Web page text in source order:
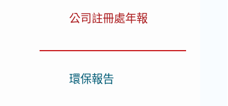
公司註冊處年報
環保報告